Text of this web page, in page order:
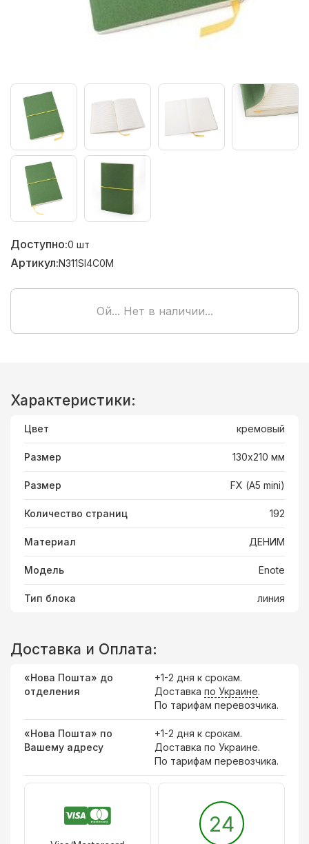
Доступно:0 шт
Артикул:N311SI4C0M
Ой... Нет в наличии...
Характеристики:
Цвет кремовый
Размер 130х210 мм
Размер FX (А5 mini)
Количество страниц 192
Материал ДЕНИМ
Модель Enote
Тип блока линия
Доставка и Оплата:
«Нова Пошта» до
отделения
+1-2 дня к срокам.
Доставка по Украине.
По тарифам перевозчика.
«Нова Пошта» по
Вашему адресу
+1-2 дня к срокам.
Доставка по Украине.
По тарифам перевозчика.
24